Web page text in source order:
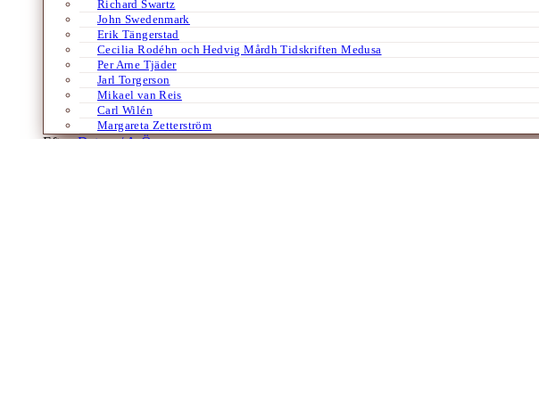
Richard Swartz
John Swedenmark
Erik Tängerstad
Cecilia Rodéhn och Hedvig Mårdh Tidskriften Medusa
Per Arne Tjäder
Jarl Torgerson
Mikael van Reis
Carl Wilén
Margareta Zetterström
Efter:Datum /A-Ö